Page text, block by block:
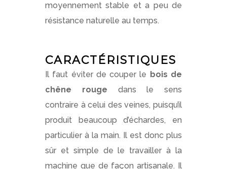
moyennement stable et a peu de
résistance naturelle au temps.
CARACTÉRISTIQUES
Il faut éviter de couper le bois de
chêne rouge dans le sens
contraire à celui des veines, puisqu’il
produit beaucoup d’échardes, en
particulier à la main. Il est donc plus
sûr et simple de le travailler à la
machine que de façon artisanale. Il